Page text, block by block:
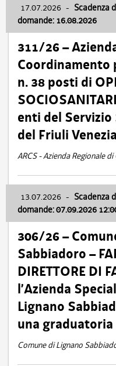
17.07.2026 - Scadenza
domande: 16.08.2026
311/26 –
Coordinamento
n. 38 posti di
enti del
del Friuli
ARCS - Azienda Regionale
13.07.2026 - Scadenza
domande: 07.09.2026
306/26 –
Sabbiadoro –
DIRETTORE DI
l’Azienda
Lignano
una graduatoria
Comune di Lignano